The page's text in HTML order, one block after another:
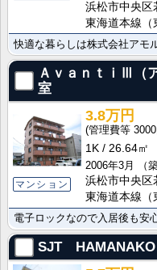
浜松市中央区
東海道本線（
ＡｖａｎｔｉⅢ（
室
マンション
3.8万円
1K
26.64㎡
2006年3月
（
浜松市中央区
東海道本線（
SJT HAMANAKO